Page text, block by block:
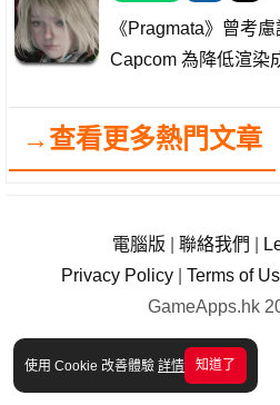
使用 Cookie 改善體驗 詳情 知道了
《Pragmata》曾考
Capcom 為降低渲染
→查看更多熱門文章
電腦版 聯絡我們
Privacy Policy
Terms of
GameApps.hk